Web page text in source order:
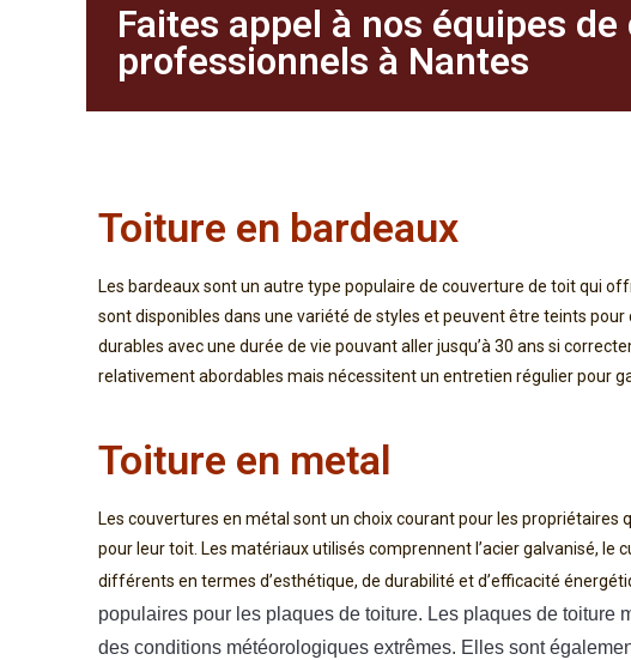
Faites appel à nos équipes
professionnels à Nantes
Toiture en bardeaux
Les bardeaux sont un autre type populaire de couverture de toit qui
sont disponibles dans une variété de styles et peuvent être teints
durables avec une durée de vie pouvant aller jusqu’à 30 ans si
relativement abordables mais nécessitent un entretien régulier pour
Toiture en metal
Les couvertures en métal sont un choix courant pour les
pour leur toit. Les matériaux utilisés comprennent l’acier galvanisé, le
différents en termes d’esthétique, de durabilité et d’efficacité
populaires pour les plaques de toiture. Les plaques de toiture
des conditions météorologiques extrêmes. Elles sont